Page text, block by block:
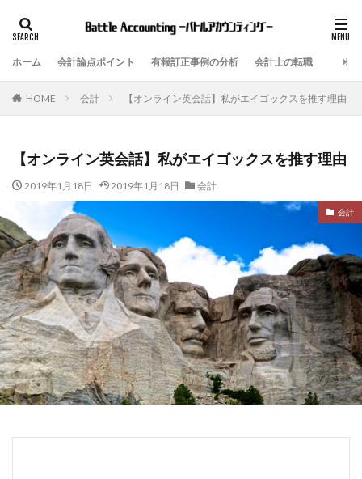
ホーム 会計論点ポイント 有報訂正事例の分析 会計士の転職
HOME 会計 【オンライン英会話】私がエイゴックスを推す理由
【オンライン英会話】私がエイゴックスを推す理由
2019年1月18日 2019年1月18日 会計
会計